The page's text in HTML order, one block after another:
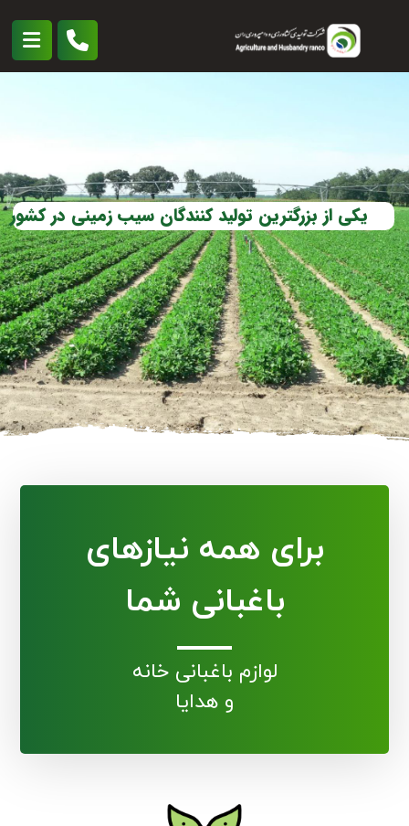
یکی از بزرگترین تولید کنندگان سیب زمینی در کشور
برای همه نیازهای
باغبانی شما
لوازم باغبانی خانه
و هدایا